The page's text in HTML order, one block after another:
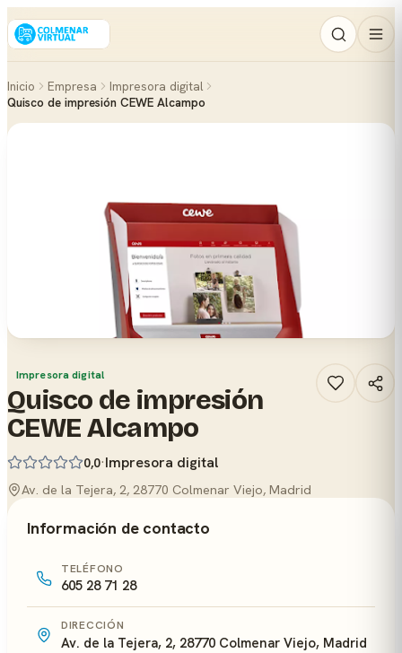
Inicio Empresa
Impresora digital
Quisco de impresión CEWE Alcampo
Impresora digital
Quisco de impresión
CEWE Alcampo
0,0·Impresora digital
Av. de la Tejera, 2, 28770 Colmenar Viejo, Madrid
Información de contacto
TELÉFONO
605 28 71 28
DIRECCIÓN
Av. de la Tejera, 2, 28770 Colmenar Viejo, Madrid